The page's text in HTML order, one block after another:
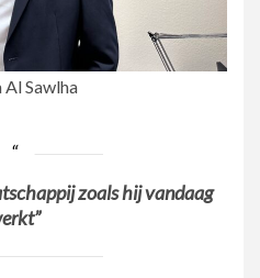
Sawlha
zoals hij vandaag